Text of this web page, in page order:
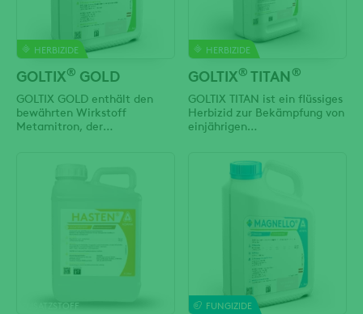
Dichlorphenoxyessigsäure)
HERBIZIDE
GOLTIX® GOLD
GOLTIX GOLD enthält den
bewährten Wirkstoff
Metamitron, der
über die Wurzel als auch über
das Blatt. Bei Einsatz im
Vorauflaufverfahren wird die
Wirkung vorwiegend über die
HERBIZIDE
GOLTIX®TITAN®
GOLTIX TITAN ist ein flüssiges
Herbizid zur Bekämpfung von
einjährigen
zweikeimblättrigen
Labkraut und Acker-
Hundspetersilie in Zucker-
Wirkstoffe. Zum einen den
bewährten Wirkstoff
Metamitron, mit den
bekannten Wirkungsstärken,
ZUSATZSTOFF FUNGIZIDE